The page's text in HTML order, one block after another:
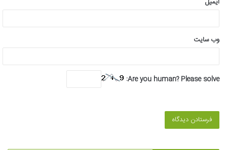
وب‌ سایت
Are you human? Please solve: